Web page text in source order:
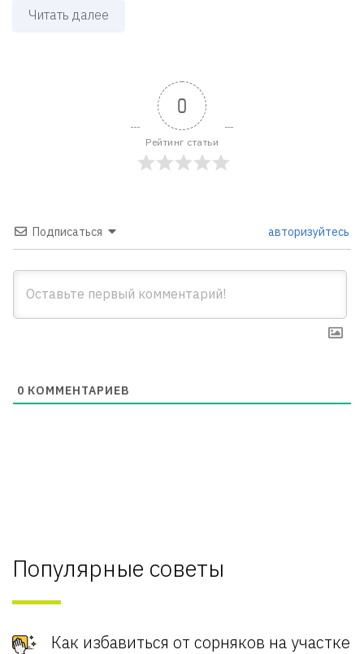
Читать далее
0
Рейтинг статьи
Подписаться авторизуйтесь
0 КОММЕНТАРИЕВ
Популярные советы
Как избавиться от сорняков на участке